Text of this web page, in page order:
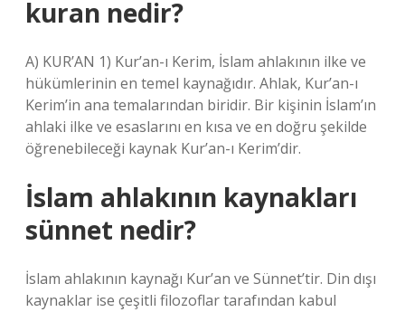
kuran nedir?
A) KUR’AN 1) Kur’an-ı Kerim, İslam ahlakının ilke ve
hükümlerinin en temel kaynağıdır. Ahlak, Kur’an-ı
Kerim’in ana temalarından biridir. Bir kişinin İslam’ın
ahlaki ilke ve esaslarını en kısa ve en doğru şekilde
öğrenebileceği kaynak Kur’an-ı Kerim’dir.
İslam ahlakının kaynakları
sünnet nedir?
İslam ahlakının kaynağı Kur’an ve Sünnet’tir. Din dışı
kaynaklar ise çeşitli filozoflar tarafından kabul